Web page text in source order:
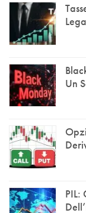
Un
PIL: